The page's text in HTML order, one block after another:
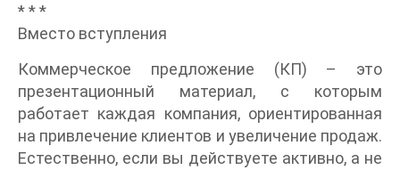
* * *
Вместо вступления
Коммерческое предложение (КП) – это
презентационный материал, с которым
работает каждая компания, ориентированная
на привлечение клиентов и увеличение продаж.
Естественно, если вы действуете активно, а не